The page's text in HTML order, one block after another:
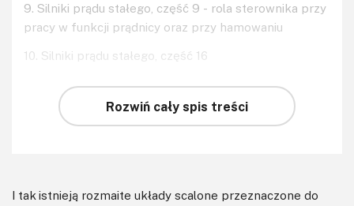
9. Silniki prądu stałego, część 9 - rola sterownika przy
pracy w funkcji prądnicy oraz przy hamowaniu
10. Silniki prądu stałego, część 16
Rozwiń cały spis treści
I tak istnieją rozmaite układy scalone przeznaczone do